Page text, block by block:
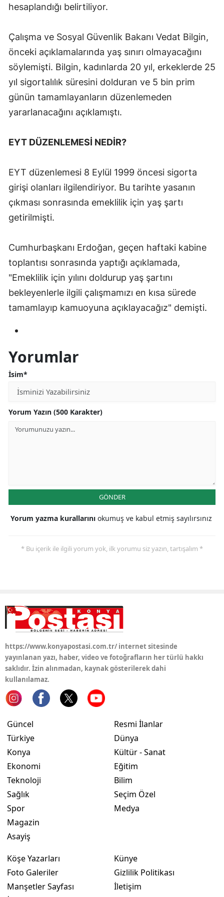
Manisa
Kahramanmaraş
Mardin
Muğla
Ordu
Rize
Siirt
Sinop
Aksaray
Karaman
Ardahan
Iğdır
Osmaniye
hesaplandığı belirtiliyor.
Çalışma ve Sosyal Güvenlik Bakanı Vedat Bilgin,
önceki açıklamalarında yaş sınırı olmayacağını
söylemişti. Bilgin, kadınlarda 20 yıl, erkeklerde 25
yıl sigortalılık süresini dolduran ve 5 bin prim
günün tamamlayanların düzenlemeden
yararlanacağını açıklamıştı.
EYT DÜZENLEMESİ NEDİR?
EYT düzenlemesi 8 Eylül 1999 öncesi sigorta
girişi olanları ilgilendiriyor. Bu tarihte yasanın
çıkması sonrasında emeklilik için yaş şartı
getirilmişti.
Cumhurbaşkanı Erdoğan, geçen haftaki kabine
toplantısı sonrasında yaptığı açıklamada,
"Emeklilik için yılını doldurup yaş şartını
bekleyenlerle ilgili çalışmamızı en kısa sürede
tamamlayıp kamuoyuna açıklayacağız" demişti.
Yorumlar
İsim*
Yorum Yazın (500 Karakter)
GÖNDER
Yorum yazma kurallarını okumuş ve kabul etmiş sayılırsınız
* Bu içerik ile ilgili yorum yok, ilk yorumu siz yazın, tartışalım *
https://www.konyapostasi.com.tr/ internet sitesinde
yayınlanan yazı, haber, video ve fotoğrafların her türlü hakkı
saklıdır. İzin alınmadan, kaynak gösterilerek dahi
kullanılamaz.
Güncel
Türkiye
Konya
Ekonomi
Teknoloji
Sağlık
Spor
Magazin
Asayiş
Resmi İlanlar
Dünya
Kültür - Sanat
Eğitim
Bilim
Seçim Özel
Medya
Köşe Yazarları
Foto Galeriler
Manşetler Sayfası
Künye
Gizlilik Politikası
İletişim